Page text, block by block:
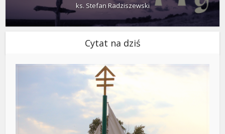
ks. Stefan Radziszewski
Cytat na dziś